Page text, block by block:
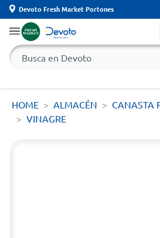
Devoto Fresh Market Portones
HOME ALMACÉN
CANASTA
VINAGRE